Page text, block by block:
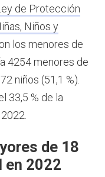
de Protección
Niños y
los menores de
4254 menores de
niños (51,1 %).
33,5 % de la
de 18
en 2022